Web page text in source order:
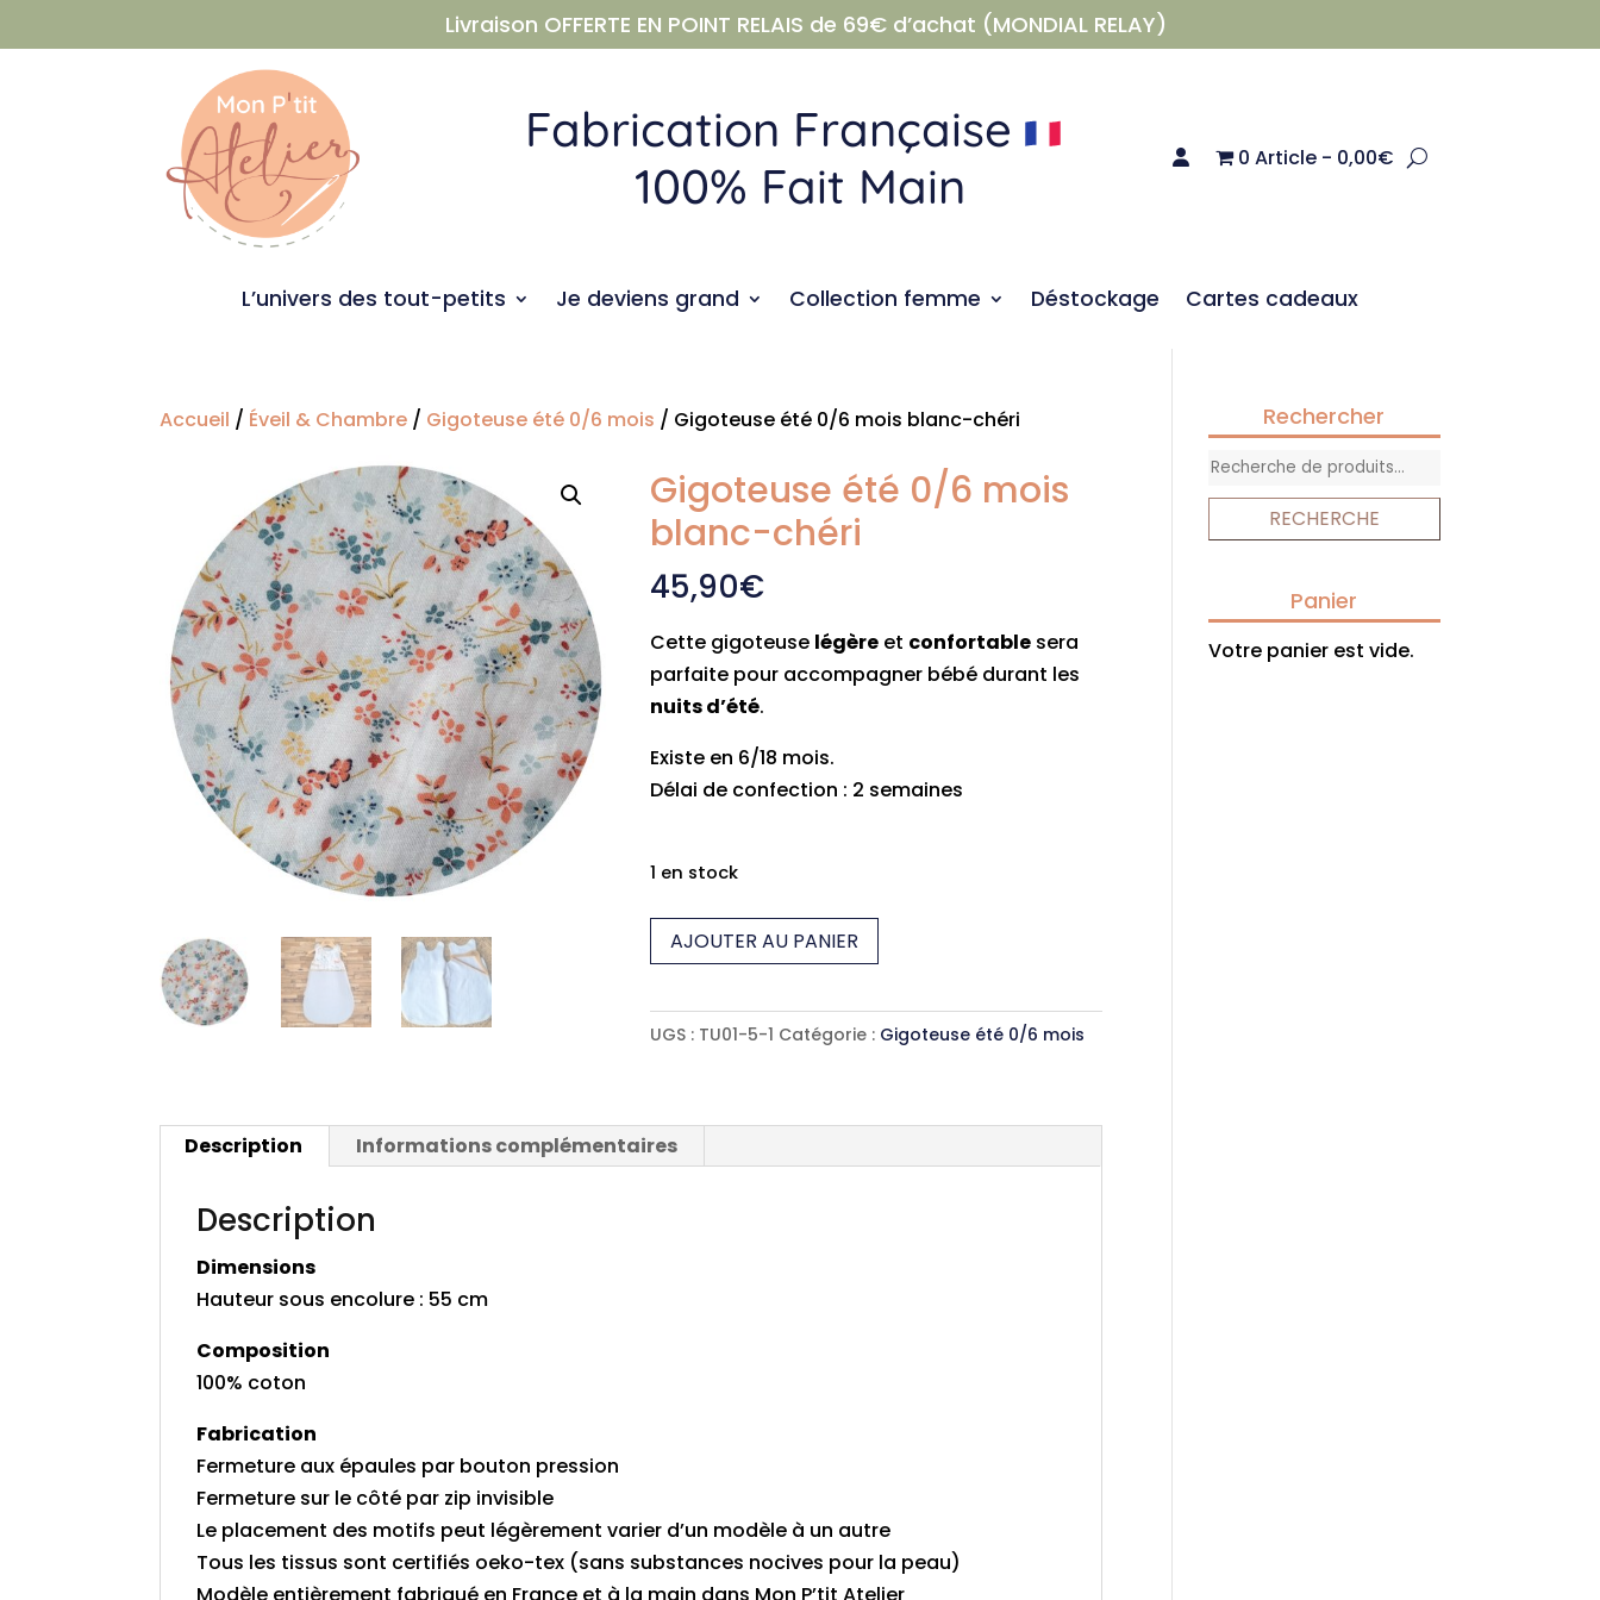
Livraison OFFERTE EN POINT RELAIS de 69€ d’achat (MONDIAL RELAY)
Fabrication Française
100% Fait Main
0 Article 0,00€
L’univers des tout-petits Je deviens grand Collection femme Déstockage Cartes cadeaux
Accueil / Éveil & Chambre / Gigoteuse été 0/6 mois / Gigoteuse été 0/6 mois blanc-chéri
Gigoteuse été 0/6 mois
blanc-chéri
45,90€
Cette gigoteuse légère et confortable sera
parfaite pour accompagner bébé durant les
nuits d’été.
Existe en 6/18 mois.
Délai de confection : 2 semaines
1 en stock
quantité
de
été
blanc-
chéri
AJOUTER AU PANIER
UGS : TU01-5-1 Catégorie : Gigoteuse été 0/6 mois
Description Informations complémentaires
Description
Dimensions
Hauteur sous encolure : 55 cm
Composition
100% coton
Fabrication
Fermeture aux épaules par bouton pression
Fermeture sur le côté par zip invisible
Le placement des motifs peut légèrement varier d’un modèle à un autre
Tous les tissus sont certifiés oeko-tex (sans substances nocives pour la peau)
Modèle entièrement fabriqué en France et à la main dans Mon P’tit Atelier
Rechercher
Recherche
pour :
RECHERCHE
Panier
Votre panier est vide.